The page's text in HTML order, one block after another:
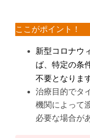
ここがポイント！
新型コロナウ
ば、特定の条
不要となります
治療目的でタ
機関によって
必要な場合が